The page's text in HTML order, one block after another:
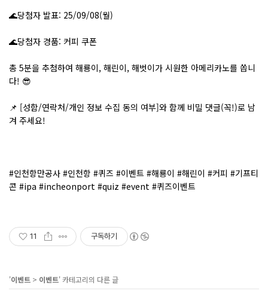
🌊당첨자 발표: 25/09/08(월)
🌊당첨자 경품: 커피 쿠폰
총 5분을 추첨하여 해룡이, 해린이, 해벗이가 시원한 아메리카노를 쏩니
다! 😎
📌 [성함/연락처/개인 정보 수집 동의 여부]와 함께 비밀 댓글(꼭!)로 남
겨 주세요!
#인천항만공사 #인천항 #퀴즈 #이벤트 #해룡이 #해린이 #커피 #기프티
콘 #ipa #incheonport #quiz #event #퀴즈이벤트
11 구독하기
'이벤트 > 이벤트' 카테고리의 다른 글